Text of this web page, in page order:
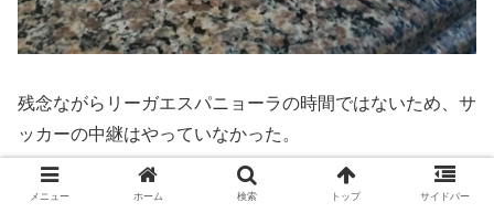
残念ながらリーガエスパニョーラの時間ではないため、サ
ッカーの中継はやっていなかった。
レアル・マドリーと並んで、地元SD ポンフェラーダのタ
メニュー ホーム 検索 トップ サイドバー